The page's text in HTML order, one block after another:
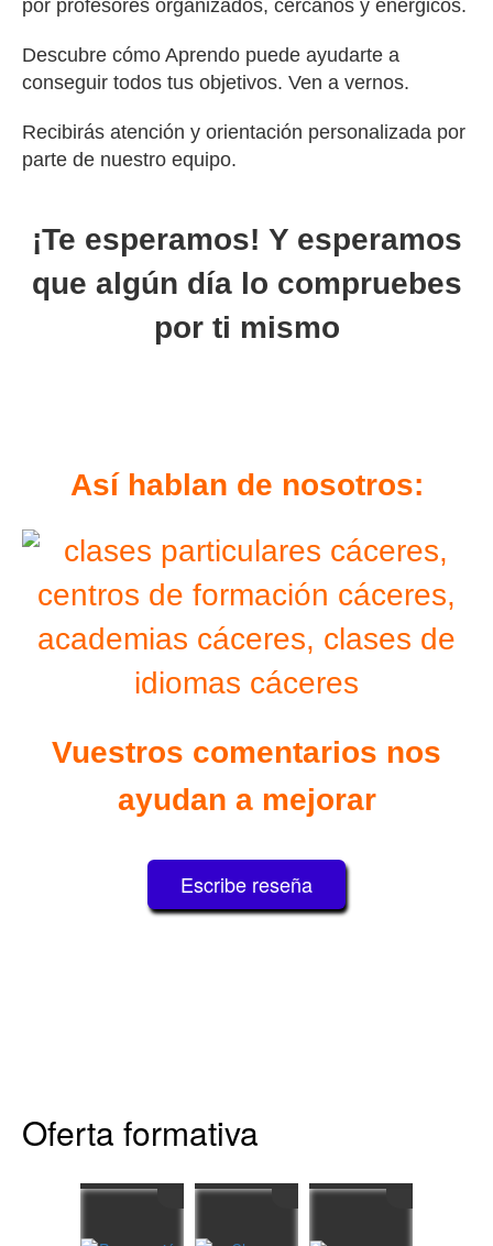
por profesores organizados, cercanos y enérgicos.
Descubre cómo Aprendo puede ayudarte a
conseguir todos tus objetivos. Ven a vernos.
Recibirás atención y orientación personalizada por
parte de nuestro equipo.
¡Te esperamos! Y esperamos
que algún día lo compruebes
por ti mismo
Así hablan de nosotros:
Vuestros comentarios nos
ayudan a mejorar
Escribe reseña
Oferta formativa